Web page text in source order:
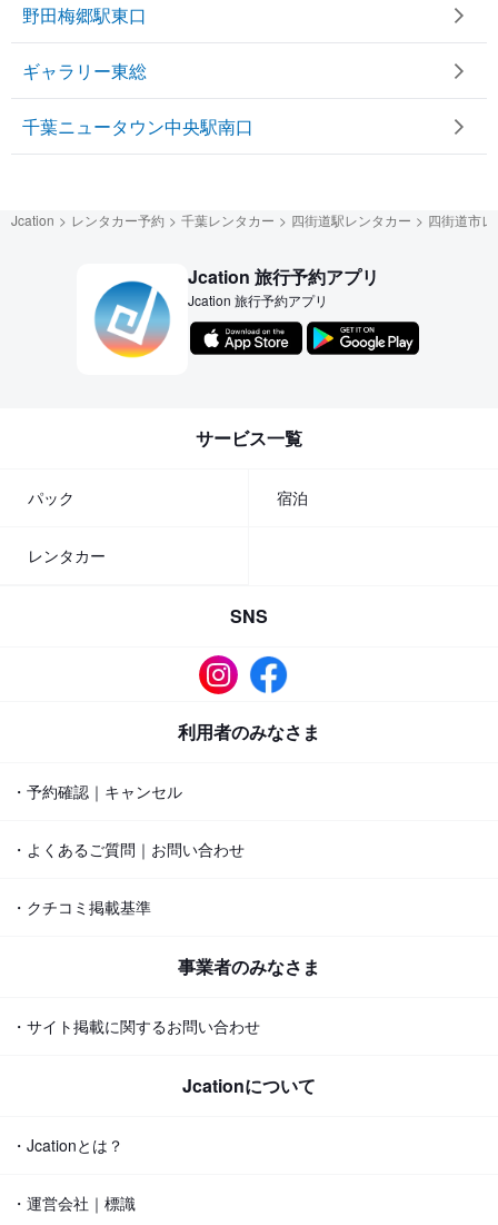
野田梅郷駅東口
ギャラリー東総
千葉ニュータウン中央駅南口
Jcation レンタカー予約 千葉レンタカー 四街道駅レンタカー 四街道市
Jcation 旅行予約アプリ
Jcation 旅行予約アプリ
サービス一覧
パック 宿泊
レンタカー
SNS
利用者のみなさま
・予約確認｜キャンセル
・よくあるご質問｜お問い合わせ
・クチコミ掲載基準
事業者のみなさま
・サイト掲載に関するお問い合わせ
Jcationについて
・Jcationとは？
・運営会社｜標識